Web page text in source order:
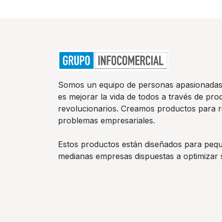
Somos un equipo de personas
es mejorar la vida de todos a través de
revolucionarios. Creamos productos para
problemas empresariales.
Estos productos están diseñados para
medianas empresas dispuestas a optimizar